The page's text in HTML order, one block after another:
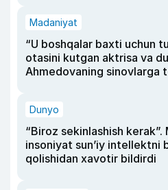
Madaniyat
“U boshqalar baxti uchun
otasini kutgan aktrisa va
Ahmedovaning sinovlarga
Dunyo
“Biroz sekinlashish kerak”.
insoniyat sun’iy intellektni
qolishidan xavotir bildirdi